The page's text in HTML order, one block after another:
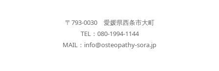
〒793-0030 愛媛県西条市大町
TEL：080-1994-1144
MAIL： info@osteopathy-sora.jp